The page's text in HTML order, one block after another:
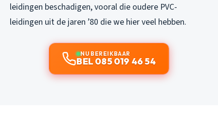
leidingen beschadigen, vooral die oudere PVC-
leidingen uit de jaren ’80 die we hier veel hebben.
NU BEREIKBAAR
BEL 085 019 46 54